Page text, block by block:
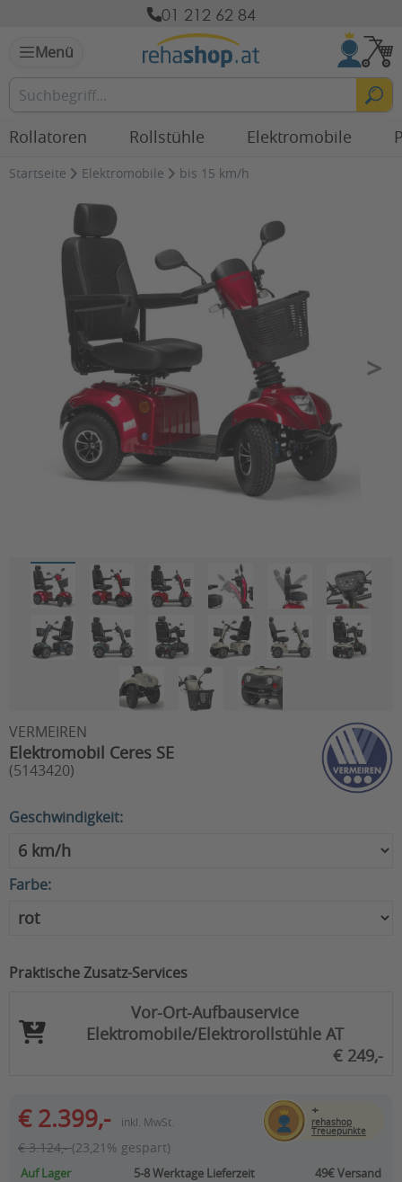
01 212 62 84
Menü
Rollatoren Rollstühle Elektromobile
Startseite Elektromobile bis 15 km/h
VERMEIREN
Elektromobil Ceres SE
(5143420)
Geschwindigkeit:
Farbe:
Praktische Zusatz-Services
Vor-Ort-Aufbauservice
Elektromobile/Elektrorollstühle AT
€ 249,-
€ 2.399,- inkl. MwSt.
+
rehashop
Treuepunkte
€ 3.124,-(23,21% gespart)
Auf Lager 5-8 Werktage Lieferzeit 49€ Versand